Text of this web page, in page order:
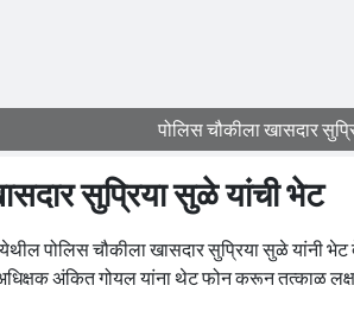
पोलिस चौकीला खासदार
सुप्रिया सुळे यांची भेट
पोलिस चौकीला खासदार सुप्रिया सुळे यांनी भेट
अंकित गोयल यांना थेट फोन करून तत्काळ